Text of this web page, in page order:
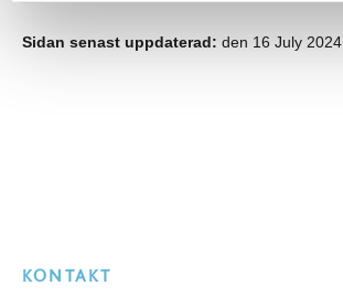
Sidan senast uppdaterad: den 16 July 2024
KONTAKT